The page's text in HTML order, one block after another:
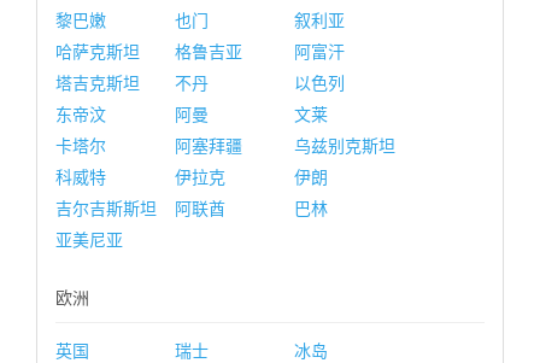
黎巴嫩
也门
叙利亚
哈萨克斯坦
格鲁吉亚
阿富汗
塔吉克斯坦
不丹
以色列
东帝汶
阿曼
文莱
卡塔尔
阿塞拜疆
乌兹别克斯坦
科威特
伊拉克
伊朗
吉尔吉斯斯坦
阿联酋
巴林
亚美尼亚
欧洲
英国 瑞士
冰岛